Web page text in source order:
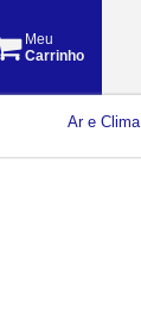
Meu
Carrinho
Ar e Clima